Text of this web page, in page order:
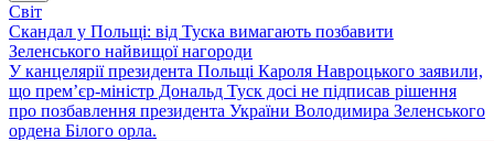
Світ
Скандал у Польщі: від Туска вимагають позбавити
Зеленського найвищої нагороди
У канцелярії президента Польщі Кароля Навроцького заявили,
що прем’єр-міністр Дональд Туск досі не підписав рішення
про позбавлення президента України Володимира Зеленського
ордена Білого орла.